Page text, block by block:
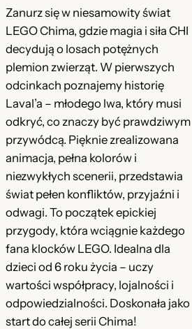
a
n
i
m
o
w
a
n
y
L
E
G
O
C
h
i
m
a
Zanurz się w niesamowity świat
LEGO Chima, gdzie magia i siła CHI
decydują o losach potężnych
plemion zwierząt. W pierwszych
odcinkach poznajemy historię
Laval’a – młodego lwa, który musi
odkryć, co znaczy być prawdziwym
przywódcą. Pięknie zrealizowana
animacja, pełna kolorów i
niezwykłych scenerii, przedstawia
świat pełen konfliktów, przyjaźni i
odwagi. To początek epickiej
przygody, która wciągnie każdego
fana klocków LEGO. Idealna dla
dzieci od 6 roku życia – uczy
wartości współpracy, lojalności i
odpowiedzialności. Doskonała jako
start do całej serii Chima!